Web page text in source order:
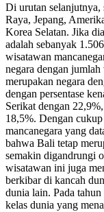
Di urutan selanjutnya,
Raya, Jepang,
Korea Selatan. Jika
adalah sebanyak
wisatawan
negara dengan
merupakan negara
dengan persentase
Serikat dengan
18,5%. Dengan
mancanegara yang
bahwa Bali tetap
semakin digandrungi
wisatawan ini juga
berkibar di kancah
dunia lain. Pada
kelas dunia yang